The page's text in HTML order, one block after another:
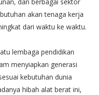
akan tenaga kerja
dari waktu ke waktu.
lembaga pendidikan
menyiapkan generasi
kebutuhan dunia
hibah alat berat ini,